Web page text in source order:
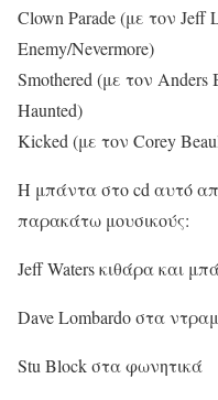
Clown Parade (με τον
Enemy/Nevermore)
Smothered (με τον
Haunted)
Kicked (με τον Corey
Η μπάντα στο cd αυτό
παρακάτω μουσικούς:
Jeff Waters κιθάρα και
Dave Lombardo στα
Stu Block στα φωνητικά